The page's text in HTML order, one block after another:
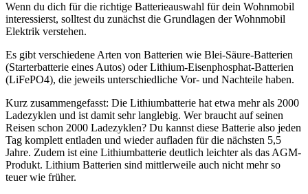
Wenn du dich für die richtige Batterieauswahl für dein Wohnmobil
interessierst, solltest du zunächst die Grundlagen der Wohnmobil
Elektrik verstehen.
Es gibt verschiedene Arten von Batterien wie Blei-Säure-Batterien
(Starterbatterie eines Autos) oder Lithium-Eisenphosphat-Batterien
(LiFePO4), die jeweils unterschiedliche Vor- und Nachteile haben.
Kurz zusammengefasst: Die Lithiumbatterie hat etwa mehr als 2000
Ladezyklen und ist damit sehr langlebig. Wer braucht auf seinen
Reisen schon 2000 Ladezyklen? Du kannst diese Batterie also jeden
Tag komplett entladen und wieder aufladen für die nächsten 5,5
Jahre. Zudem ist eine Lithiumbatterie deutlich leichter als das AGM-
Produkt. Lithium Batterien sind mittlerweile auch nicht mehr so
teuer wie früher.